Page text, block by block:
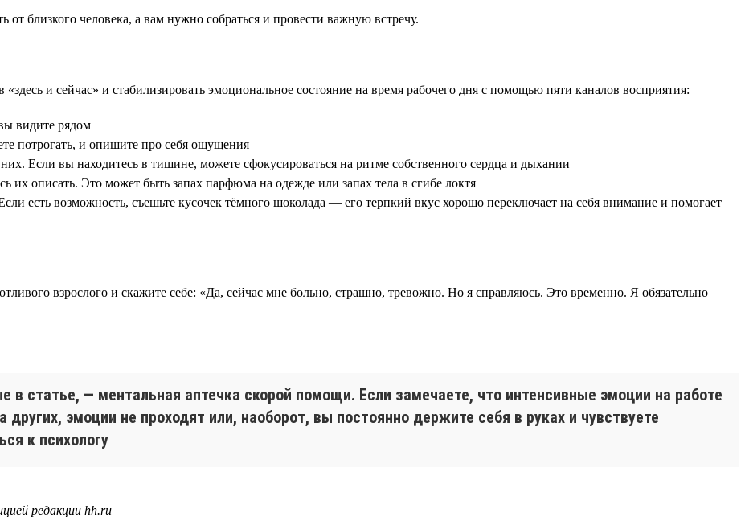
близкого человека, а вам нужно собраться и провести важную встречу.
и сейчас» и стабилизировать эмоциональное состояние на время рабочего дня с помощью пяти каналов восприятия:
видите рядом
потрогать, и опишите про себя ощущения
Если вы находитесь в тишине, можете сфокусироваться на ритме собственного сердца и дыхании
их описать. Это может быть запах парфюма на одежде или запах тела в сгибе локтя
есть возможность, съешьте кусочек тёмного шоколада — его терпкий вкус хорошо переключает на себя внимание и помогает
взрослого и скажите себе: «Да, сейчас мне больно, страшно, тревожно. Но я справляюсь. Это временно. Я обязательно
статье, — ментальная аптечка скорой помощи. Если замечаете, что интенсивные эмоции на работе
эмоции не проходят или, наоборот, вы постоянно держите себя в руках и чувствуете
к психологу
редакции hh.ru